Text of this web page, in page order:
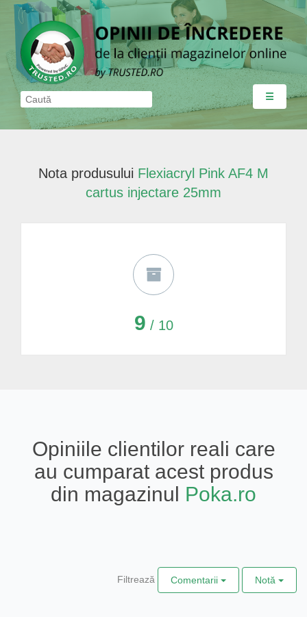
☰
Nota produsului Flexiacryl Pink AF4 M
cartus injectare 25mm
9 / 10
Opiniile clientilor reali care
au cumparat acest produs
din magazinul Poka.ro
Filtrează Comentarii Notă